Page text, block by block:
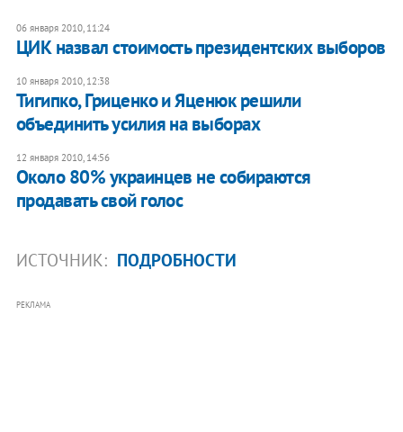
06 января 2010, 11:24
ЦИК назвал стоимость президентских выборов
10 января 2010, 12:38
Тигипко, Гриценко и Яценюк решили
объединить усилия на выборах
12 января 2010, 14:56
Около 80% украинцев не собираются
продавать свой голос
ИСТОЧНИК: ПОДРОБНОСТИ
РЕКЛАМА